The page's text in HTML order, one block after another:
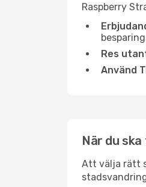
Raspberry
Res
Använd
När du
Att välja rätt